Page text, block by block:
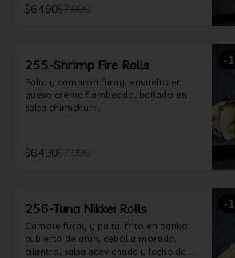
$6.490$7.990
-
255-Shrimp Fire Rolls
Palta y camarón furay, envuelto en
queso crema flambeado, bañado en
salsa chimichurri.
$6.490$7.990
-
256-Tuna Nikkei Rolls
Camote furay y palta, frito en panko,
cubierto de atún, cebolla morada,
cilantro, salsa acevichada y leche de